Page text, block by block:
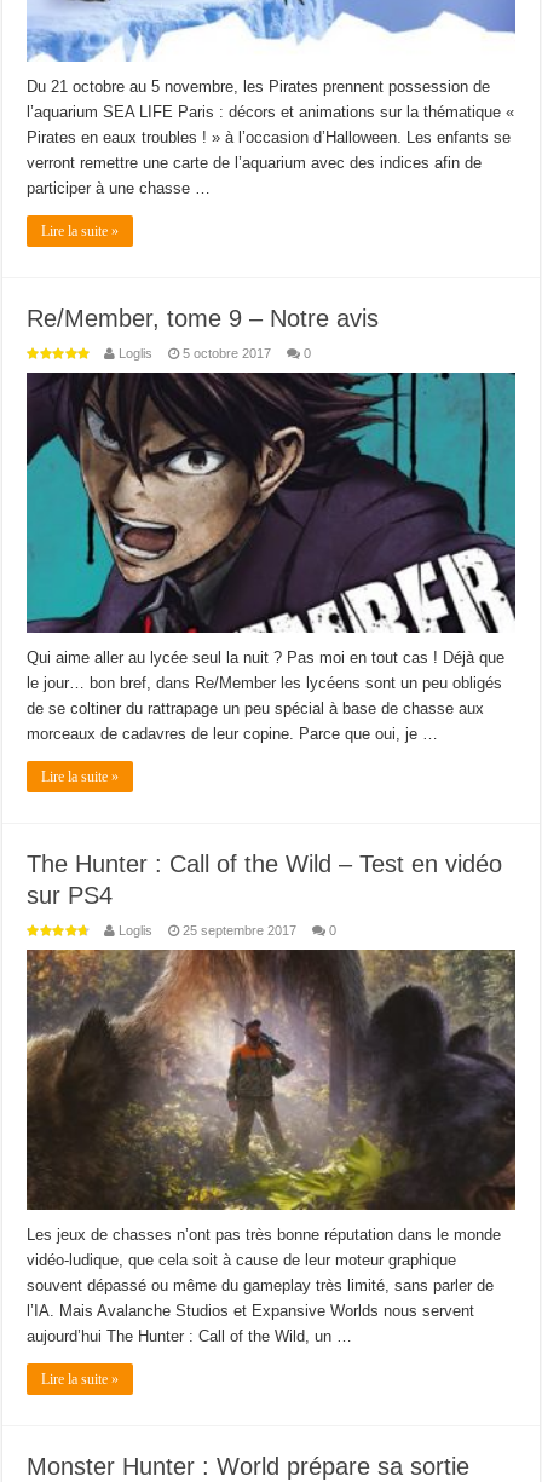
Du 21 octobre au 5 novembre, les Pirates prennent possession de
l’aquarium SEA LIFE Paris : décors et animations sur la thématique «
Pirates en eaux troubles ! » à l’occasion d’Halloween. Les enfants se
verront remettre une carte de l’aquarium avec des indices afin de
participer à une chasse …
Lire la suite »
Re/Member, tome 9 – Notre avis
Loglis 5 octobre 2017 0
Qui aime aller au lycée seul la nuit ? Pas moi en tout cas ! Déjà que
le jour… bon bref, dans Re/Member les lycéens sont un peu obligés
de se coltiner du rattrapage un peu spécial à base de chasse aux
morceaux de cadavres de leur copine. Parce que oui, je …
Lire la suite »
The Hunter : Call of the Wild – Test en vidéo
sur PS4
Loglis 25 septembre 2017 0
Les jeux de chasses n’ont pas très bonne réputation dans le monde
vidéo-ludique, que cela soit à cause de leur moteur graphique
souvent dépassé ou même du gameplay très limité, sans parler de
l’IA. Mais Avalanche Studios et Expansive Worlds nous servent
aujourd’hui The Hunter : Call of the Wild, un …
Lire la suite »
Monster Hunter : World prépare sa sortie